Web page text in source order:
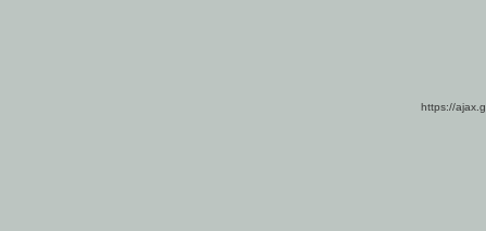
https://